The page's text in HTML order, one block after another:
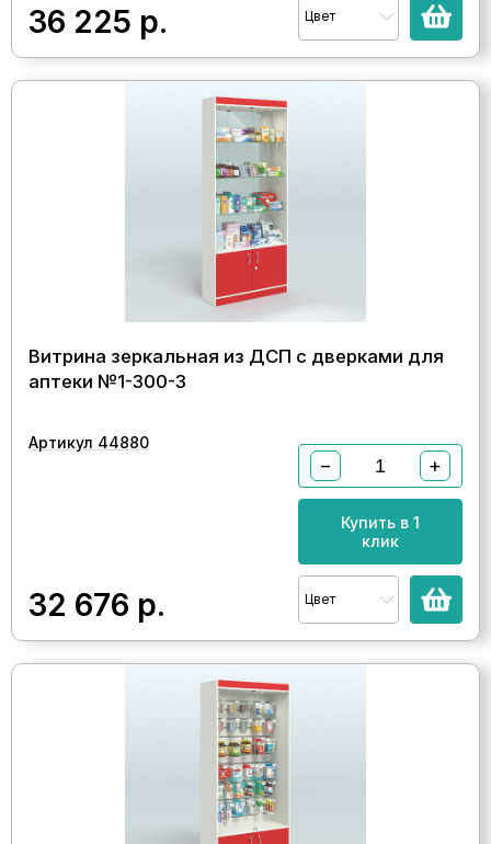
36 225 р. Цвет
Витрина зеркальная из ДСП с дверками для
аптеки №1-300-3
Артикул 44880
32 676 р.
− +
Купить в 1
клик
Цвет